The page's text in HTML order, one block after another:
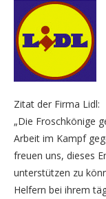
Zitat der Firma Lidl:
„Die Froschkönige
Arbeit im Kampf
freuen uns, dieses
unterstützen zu
Helfern bei ihrem